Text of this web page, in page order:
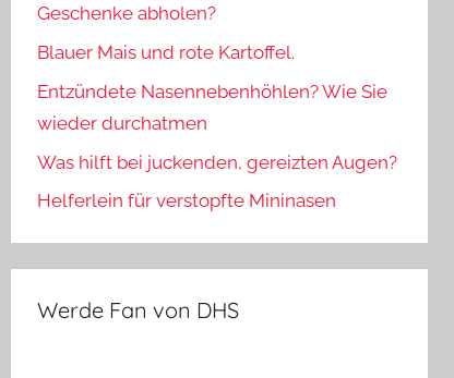
Geschenke abholen?
Blauer Mais und rote Kartoffel.
Entzündete Nasennebenhöhlen? Wie Sie
wieder durchatmen
Was hilft bei juckenden, gereizten Augen?
Helferlein für verstopfte Mininasen
Werde Fan von DHS